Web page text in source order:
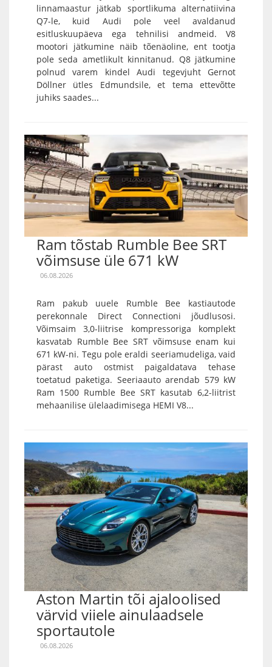
linnamaastur jätkab sportlikuma alternatiivina
Q7-le, kuid Audi pole veel avaldanud
esitluskuupäeva ega tehnilisi andmeid. V8
mootori jätkumine näib tõenäoline, ent tootja
pole seda ametlikult kinnitanud. Q8 jätkumine
polnud varem kindel Audi tegevjuht Gernot
Döllner ütles Edmundsile, et tema ettevõtte
juhiks saades...
Ram tõstab Rumble Bee SRT
võimsuse üle 671 kW
06.08.2026
Ram pakub uuele Rumble Bee kastiautode
perekonnale Direct Connectioni jõudlusosi.
Võimsaim 3,0-liitrise kompressoriga komplekt
kasvatab Rumble Bee SRT võimsuse enam kui
671 kW-ni. Tegu pole eraldi seeriamudeliga, vaid
pärast auto ostmist paigaldatava tehase
toetatud paketiga. Seeriaauto arendab 579 kW
Ram 1500 Rumble Bee SRT kasutab 6,2-liitrist
mehaanilise ülelaadimisega HEMI V8...
Aston Martin tõi ajaloolised
värvid viiele ainulaadsele
sportautole
06.08.2026